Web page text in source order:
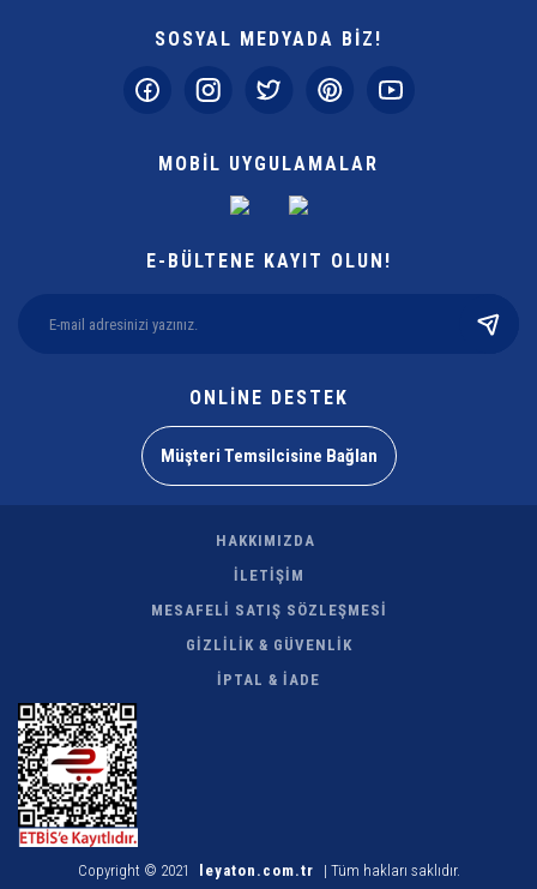
SOSYAL MEDYADA BİZ!
MOBİL UYGULAMALAR
E-BÜLTENE KAYIT OLUN!
ONLİNE DESTEK
Müşteri Temsilcisine Bağlan
HAKKIMIZDA
İLETİŞİM
MESAFELİ SATIŞ SÖZLEŞMESİ
GİZLİLİK & GÜVENLİK
İPTAL & İADE
Copyright © 2021 leyaton.com.tr | Tüm hakları saklıdır.